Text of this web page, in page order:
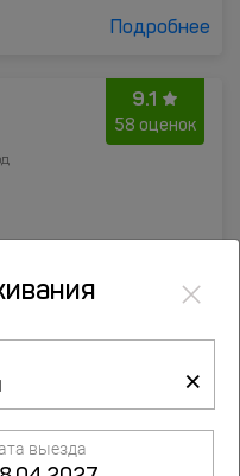
Подробнее
9.1
58 оценок
×
×
выезда